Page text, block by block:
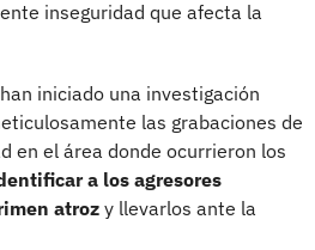
inseguridad que afecta la
iniciado una investigación
las grabaciones de
en el área donde ocurrieron los
a los agresores
atroz y llevarlos ante la